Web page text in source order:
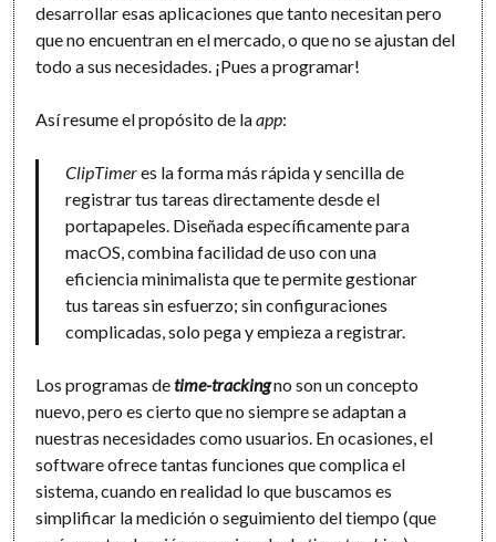
desarrollar esas aplicaciones que tanto necesitan pero
que no encuentran en el mercado, o que no se ajustan del
todo a sus necesidades. ¡Pues a programar!
Así resume el propósito de laapp:
ClipTimeres la forma más rápida y sencilla de
registrar tus tareas directamente desde el
portapapeles. Diseñada específicamente para
macOS, combina facilidad de uso con una
eficiencia minimalista que te permite gestionar
tus tareas sin esfuerzo; sin configuraciones
complicadas, solo pega y empieza a registrar.
Los programas detime-trackingno son un concepto
nuevo, pero es cierto que no siempre se adaptan a
nuestras necesidades como usuarios. En ocasiones, el
software ofrece tantas funciones que complica el
sistema, cuando en realidad lo que buscamos es
simplificar la medición o seguimiento del tiempo (que